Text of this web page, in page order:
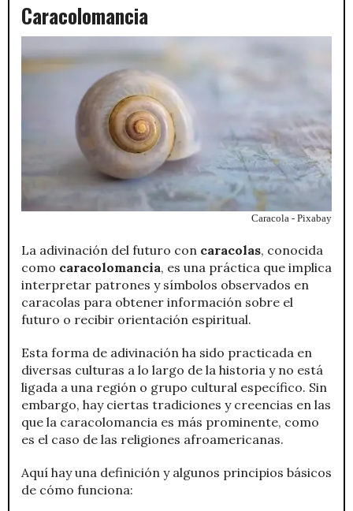
Caracolomancia
Caracola - Pixabay
La adivinación del futuro con caracolas, conocida
como caracolomancia, es una práctica que implica
interpretar patrones y símbolos observados en
caracolas para obtener información sobre el
futuro o recibir orientación espiritual.
Esta forma de adivinación ha sido practicada en
diversas culturas a lo largo de la historia y no está
ligada a una región o grupo cultural específico. Sin
embargo, hay ciertas tradiciones y creencias en las
que la caracolomancia es más prominente, como
es el caso de las religiones afroamericanas.
Aquí hay una definición y algunos principios básicos
de cómo funciona: